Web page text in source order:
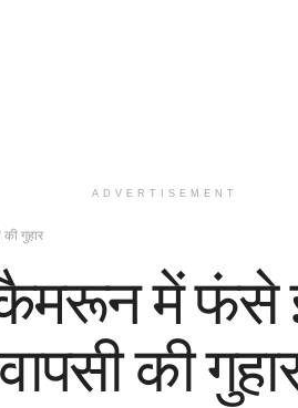
ADVERTISEMENT
गुहार
में फंसे
की